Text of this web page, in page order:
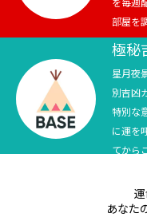
競馬
テニス四大大会・五輪
テニス四大大会・五輪
部屋を
極秘
星月夜
別吉凶
特別な
に運を
てから
あなた